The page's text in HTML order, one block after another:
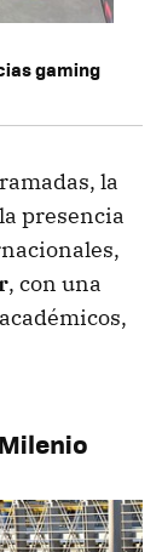
gaming
la
presencia
, con una